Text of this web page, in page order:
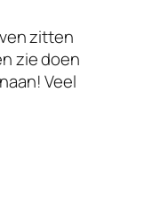
zitten
zie doen
Veel